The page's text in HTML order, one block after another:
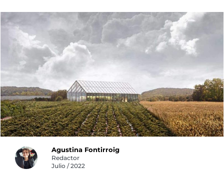
Agustina Fontirroig
Redactor
Julio / 2022